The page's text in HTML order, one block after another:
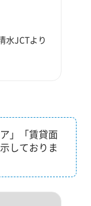
JCTより
」「賃貸面
しておりま